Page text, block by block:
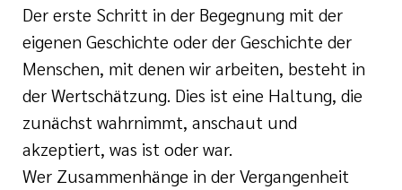
Der erste Schritt in der Begegnung mit der
eigenen Geschichte oder der Geschichte der
Menschen, mit denen wir arbeiten, besteht in
der Wertschätzung. Dies ist eine Haltung, die
zunächst wahrnimmt, anschaut und
akzeptiert, was ist oder war.
Wer Zusammenhänge in der Vergangenheit